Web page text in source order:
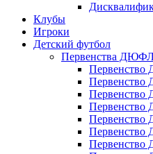
Клубы
Игроки
Детский футбол
Первенства
Первенство
Первенство